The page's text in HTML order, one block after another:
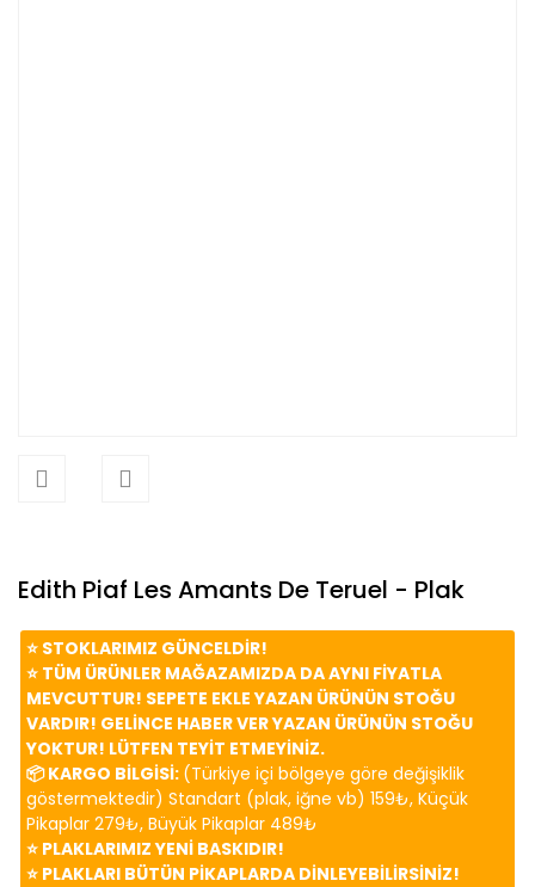
Edith Piaf Les Amants De Teruel - Plak
⭐️ STOKLARIMIZ GÜNCELDİR!
⭐️ TÜM ÜRÜNLER MAĞAZAMIZDA DA AYNI FİYATLA
MEVCUTTUR! SEPETE EKLE YAZAN ÜRÜNÜN STOĞU
VARDIR! GELİNCE HABER VER YAZAN ÜRÜNÜN STOĞU
YOKTUR! LÜTFEN TEYİT ETMEYİNİZ.
📦 KARGO BİLGİSİ: (Türkiye içi bölgeye göre değişiklik
göstermektedir) Standart (plak, iğne vb) 159₺, Küçük
Pikaplar 279₺, Büyük Pikaplar 489₺
⭐️ PLAKLARIMIZ YENİ BASKIDIR!
⭐️ PLAKLARI BÜTÜN PİKAPLARDA DİNLEYEBİLİRSİNİZ!